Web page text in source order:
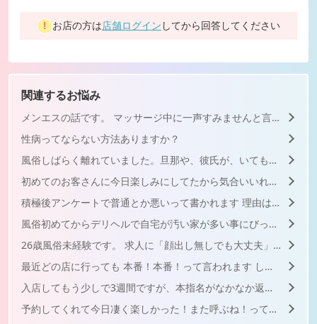
お店の方は店舗ログイン してから回答してください
関連するお悩み
メンエスの話です。 マッサージ中に一声すみませんと言って髪...
性病ってならない方法ありますか？
風俗しばらく離れていました。旦那や、彼氏が、いても稼げている...
初めてのお客さんに今日楽しみにしてたから気合いいれて手作りし...
積極後アンケートで普通とか悪いって書かれます 理由は曖昧に...
風俗初めてからデリヘルで自宅が汚い家が多い事にびっくりしてい...
26歳風俗未経験です。 求人に「顔出し無しでも大丈夫」みた...
最近どの店に行っても 本番！本番！って言われます しつこ...
入店してもう少しで3週間ですが、本指名がなかなか返ってきませ...
予約してくれて今日凄く楽しかった！また呼ぶね！って言ってくれ...